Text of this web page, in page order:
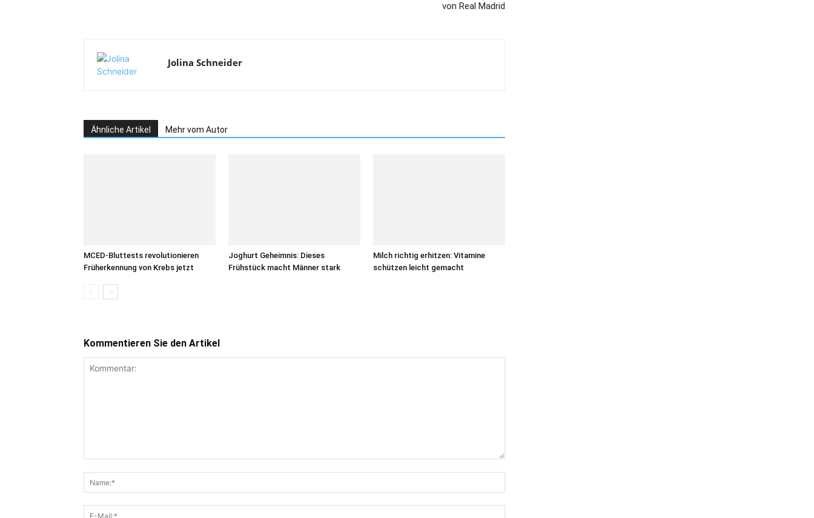
von Real Madrid
Jolina Schneider
Ähnliche Artikel Mehr vom Autor
MCED-Bluttests revolutionieren
Früherkennung von Krebs jetzt
Joghurt Geheimnis: Dieses
Frühstück macht Männer stark
Milch richtig erhitzen: Vitamine
schützen leicht gemacht
Kommentieren Sie den Artikel